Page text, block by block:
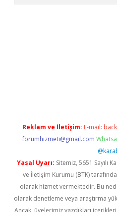
Reklam ve İletişim: E-mail:
forumhizmeti@gmail.com
Yasal Uyarı: Sitemiz, 5651 Sayılı
ve İletişim Kurumu (BTK)
olarak hizmet vermektedir. Bu
olarak denetleme veya araştırma
Ancak, üyelerimiz yazdıkları